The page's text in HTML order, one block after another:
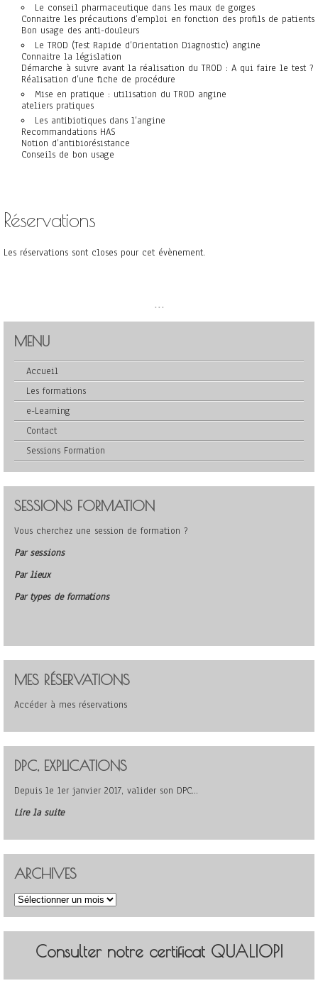
Le conseil pharmaceutique dans les maux de gorges
Connaitre les précautions d’emploi en fonction des profils de patients
Bon usage des anti-douleurs
Le TROD (Test Rapide d’Orientation Diagnostic) angine
Connaitre la législation
Démarche à suivre avant la réalisation du TROD : A qui faire le test ?
Réalisation d’une fiche de procédure
Mise en pratique : utilisation du TROD angine
ateliers pratiques
Les antibiotiques dans l’angine
Recommandations HAS
Notion d’antibiorésistance
Conseils de bon usage
Réservations
Les réservations sont closes pour cet évènement.
...
MENU
Accueil
Les formations
e-Learning
Contact
Sessions Formation
SESSIONS FORMATION
Vous cherchez une session de formation ?
Par sessions
Par lieux
Par types de formations
MES RÉSERVATIONS
Accéder à mes réservations
DPC, EXPLICATIONS
Depuis le 1er janvier 2017, valider son DPC…
Lire la suite
ARCHIVES
Archives
Consulter notre certificat QUALIOPI